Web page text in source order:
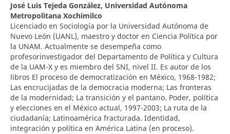
José Luis Tejeda González, Universidad Autónoma
Metropolitana Xochimilco
Licenciado en Sociología por la Universidad Autónoma de
Nuevo León (UANL), maestro y doctor en Ciencia Política por
la UNAM. Actualmente se desempeña como
profesorinvestigador del Departamento de Política y Cultura
de la UAM-X y es miembro del SNI, nivel II. Es autor de los
libros El proceso de democratización en México, 1968-1982;
Las encrucijadas de la democracia moderna; Las fronteras
de la modernidad; La transición y el pantano. Poder, política
y elecciones en el México actual, 1997-2003; La ruta de la
ciudadanía; Latinoamérica fracturada. Identidad,
integración y política en América Latina (en proceso).